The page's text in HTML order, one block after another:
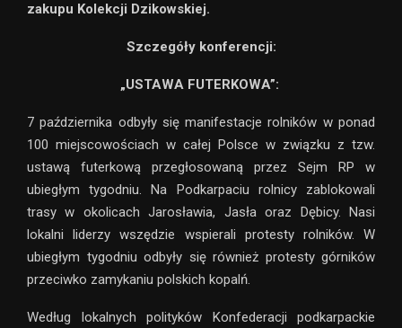
zakupu Kolekcji Dzikowskiej.
Szczegóły konferencji:
„USTAWA FUTERKOWA”:
7 października odbyły się manifestacje rolników w ponad
100 miejscowościach w całej Polsce w związku z tzw.
ustawą futerkową przegłosowaną przez Sejm RP w
ubiegłym tygodniu. Na Podkarpaciu rolnicy zablokowali
trasy w okolicach Jarosławia, Jasła oraz Dębicy. Nasi
lokalni liderzy wszędzie wspierali protesty rolników. W
ubiegłym tygodniu odbyły się również protesty górników
przeciwko zamykaniu polskich kopalń.
Według lokalnych polityków Konfederacji podkarpackie